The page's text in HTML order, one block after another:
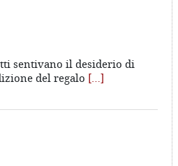
sentivano il desiderio di
del regalo […]